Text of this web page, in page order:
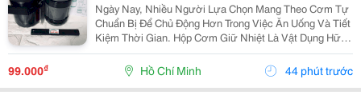
Ngày Nay, Nhiều Người Lựa Chọn Mang Theo Cơm Tự
Chuẩn Bị Để Chủ Động Hơn Trong Việc Ăn Uống Và Tiết
Kiệm Thời Gian. Hộp Cơm Giữ Nhiệt Là Vật Dụng Hữu
Ích Giúp Việc Bảo Quản Và Mang Theo Bữa Ăn Trở Nên
Thuận Tiện Hơn Trong Học Tập, Công Việc Hoặc Các...
99.000₫ Hồ Chí Minh 44 phút trước